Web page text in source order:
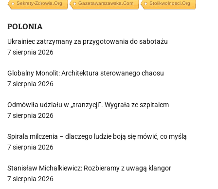
Sekrety-Zdrowia.org Gazetawarszawska.com Stolikwolnosci.org
POLONIA
Ukrainiec zatrzymany za przygotowania do sabotażu
7 sierpnia 2026
Globalny Monolit: Architektura sterowanego chaosu
7 sierpnia 2026
Odmówiła udziału w „tranzycji”. Wygrała ze szpitalem
7 sierpnia 2026
Spirala milczenia – dlaczego ludzie boją się mówić, co myślą
7 sierpnia 2026
Stanisław Michalkiewicz: Rozbieramy z uwagą klangor
7 sierpnia 2026